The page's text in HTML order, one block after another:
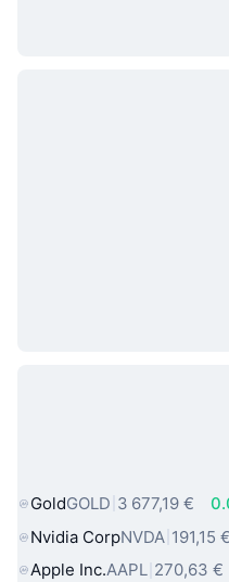
Actifs du
GoldGOLD 3 677,19 €
Nvidia CorpNVDA 191,15 €
Apple Inc.AAPL 270,63 €